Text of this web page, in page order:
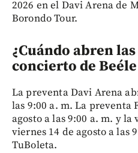
2026 en el Davi Arena de
Borondo Tour.
¿Cuándo abren
concierto de
La preventa Davi Arena
las 9:00 a. m. La preventa
agosto a las 9:00 a. m. y
viernes 14 de agosto a las
TuBoleta.